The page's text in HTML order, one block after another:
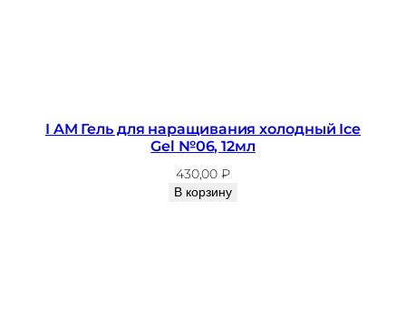
I AM Гель для наращивания холодный Ice
Gel №06, 12мл
430,00₽
В корзину